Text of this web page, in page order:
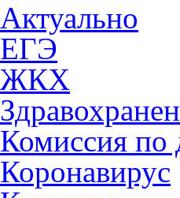
Актуально
ЕГЭ
ЖКХ
Комиссия по
Коронавирус